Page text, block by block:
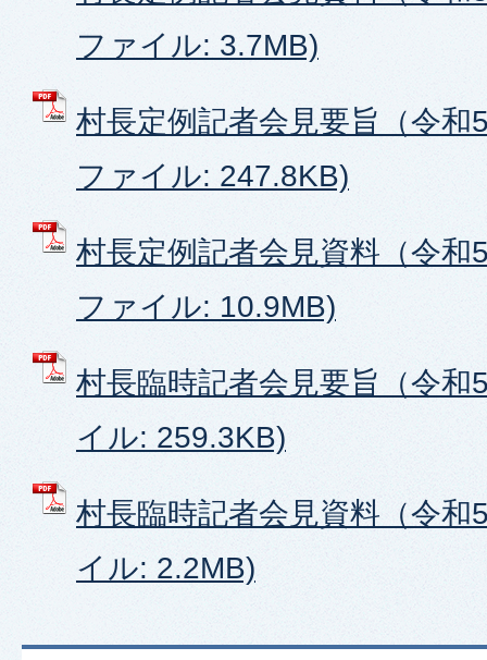
ファイル: 3.7MB)
村長定例記者会見要旨（令和
ファイル: 247.8KB)
村長定例記者会見資料（令和
ファイル: 10.9MB)
村長臨時記者会見要旨（令和
イル: 259.3KB)
村長臨時記者会見資料（令和
イル: 2.2MB)